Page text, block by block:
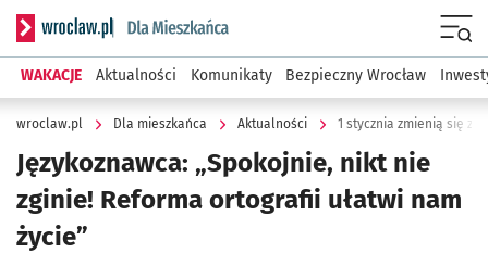
Serwis informacyjny wroclaw.pl podserwis: Dla mieszkańca
WAKACJE Aktualności Komunikaty Bezpieczny Wrocław
wroclaw.pl Dla mieszkańca Aktualności 1 stycznia zmienią się
Językoznawca: „Spokojnie, nikt nie
zginie! Reforma ortografii ułatwi nam
życie”